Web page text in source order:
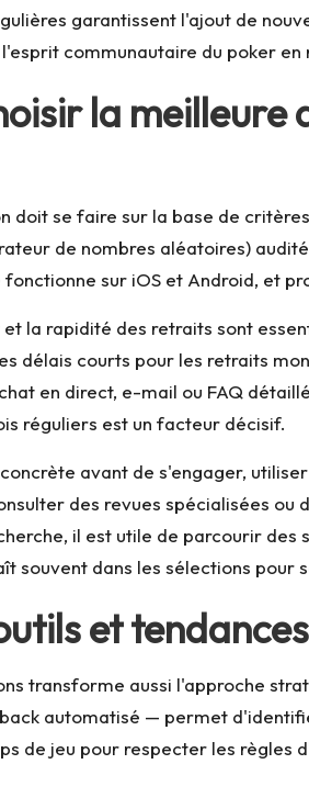
garantissent l'ajout de
communautaire du poker en
la
doit se faire sur la base de
de nombres aléatoires)
sur iOS et Android, et
la rapidité des retraits sont
délais courts pour les retraits
en direct, e-mail ou FAQ
réguliers est un facteur décisif.
avant de s'engager,
des revues spécialisées
il est utile de parcourir
souvent dans les sélections
et
transforme aussi l'approche
automatisé — permet
de jeu pour respecter les